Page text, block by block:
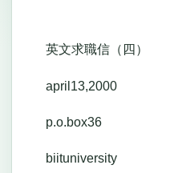
英文求職信（四）
april13,2000
p.o.box36
biituniversity